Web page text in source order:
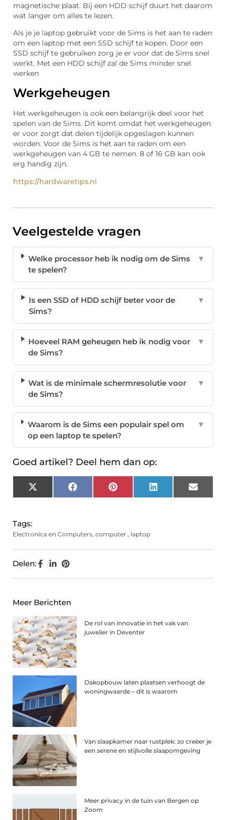
magnetische plaat. Bij een HDD schijf duurt het daarom
wat langer om alles te lezen.
Als je je laptop gebruikt voor de Sims is het aan te raden
om een laptop met een SSD schijf te kopen. Door een
SSD schijf te gebruiken zorg je er voor dat de Sims snel
werkt. Met een HDD schijf zal de Sims minder snel
werken
Werkgeheugen
Het werkgeheugen is ook een belangrijk deel voor het
spelen van de Sims. Dit komt omdat het werkgeheugen
er voor zorgt dat delen tijdelijk opgeslagen kunnen
worden. Voor de Sims is het aan te raden om een
werkgeheugen van 4 GB te nemen. 8 of 16 GB kan ook
erg handig zijn.
https://hardwaretips.nl
Veelgestelde vragen
Welke processor heb ik nodig om de Sims
te spelen?
▼
Is een SSD of HDD schijf beter voor de
Sims?
▼
Hoeveel RAM geheugen heb ik nodig voor
de Sims?
▼
Wat is de minimale schermresolutie voor
de Sims?
▼
Waarom is de Sims een populair spel om
op een laptop te spelen?
▼
Goed artikel? Deel hem dan op:
X
(Twitter)
FacebookPinterest LinkedIn Email
Tags:
Electronica en Computers, computer , laptop
Delen:
Meer Berichten
De rol van innovatie in het vak van
juwelier in Deventer
Dakopbouw laten plaatsen verhoogt de
woningwaarde – dit is waarom
Van slaapkamer naar rustplek: zo creëer je
een serene en stijlvolle slaapomgeving
Meer privacy in de tuin van Bergen op
Zoom